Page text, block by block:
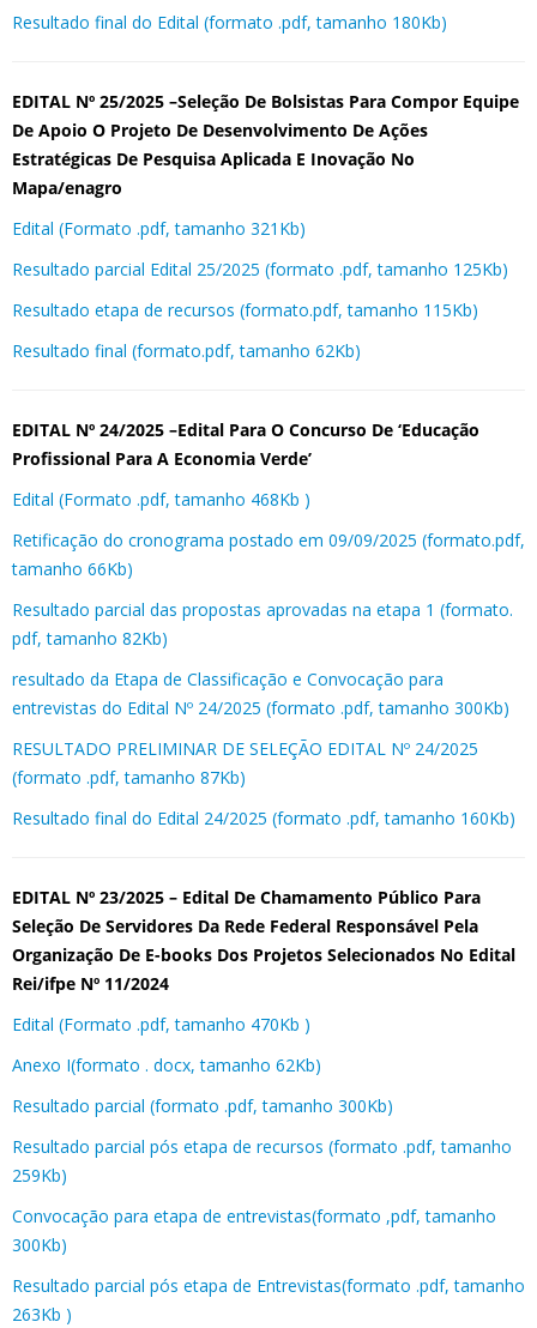
Resultado final do Edital (formato .pdf, tamanho 180Kb)
EDITAL Nº 25/2025 –Seleção De Bolsistas Para Compor Equipe
De Apoio O Projeto De Desenvolvimento De Ações
Estratégicas De Pesquisa Aplicada E Inovação No
Mapa/enagro
Edital (Formato .pdf, tamanho 321Kb)
Resultado parcial Edital 25/2025 (formato .pdf, tamanho 125Kb)
Resultado etapa de recursos (formato.pdf, tamanho 115Kb)
Resultado final (formato.pdf, tamanho 62Kb)
EDITAL Nº 24/2025 –Edital Para O Concurso De ‘Educação
Profissional Para A Economia Verde’
Edital (Formato .pdf, tamanho 468Kb )
Retificação do cronograma postado em 09/09/2025 (formato.pdf,
tamanho 66Kb)
Resultado parcial das propostas aprovadas na etapa 1 (formato.
pdf, tamanho 82Kb)
resultado da Etapa de Classificação e Convocação para
entrevistas do Edital Nº 24/2025 (formato .pdf, tamanho 300Kb)
RESULTADO PRELIMINAR DE SELEÇÃO EDITAL Nº 24/2025
(formato .pdf, tamanho 87Kb)
Resultado final do Edital 24/2025 (formato .pdf, tamanho 160Kb)
EDITAL Nº 23/2025 – Edital De Chamamento Público Para
Seleção De Servidores Da Rede Federal Responsável Pela
Organização De E-books Dos Projetos Selecionados No Edital
Rei/ifpe Nº 11/2024
Edital (Formato .pdf, tamanho 470Kb )
Anexo I(formato . docx, tamanho 62Kb)
Resultado parcial (formato .pdf, tamanho 300Kb)
Resultado parcial pós etapa de recursos (formato .pdf, tamanho
259Kb)
Convocação para etapa de entrevistas(formato ,pdf, tamanho
300Kb)
Resultado parcial pós etapa de Entrevistas(formato .pdf, tamanho
263Kb )